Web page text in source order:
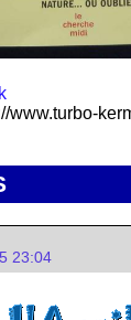
www.turbo-
23:04